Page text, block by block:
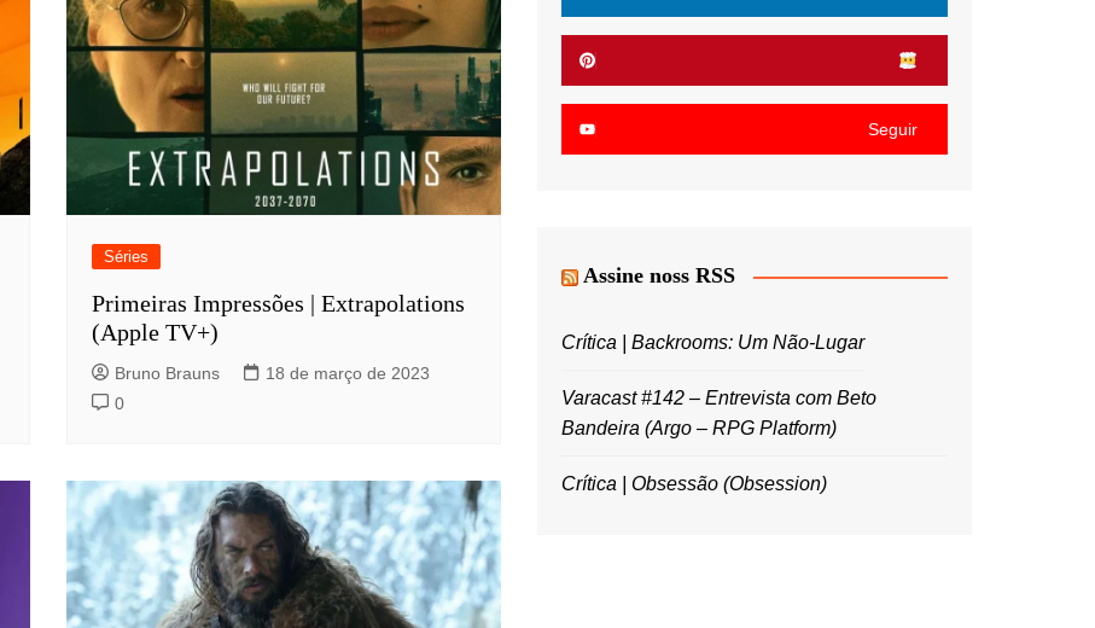
Séries
Primeiras Impressões | Extrapolations
(Apple TV+)
Bruno Brauns
18 de março de 2023
0
Seguir
Assine noss RSS
Crítica | Backrooms: Um Não-Lugar
Varacast #142 – Entrevista com Beto
Bandeira (Argo – RPG Platform)
Crítica | Obsessão (Obsession)